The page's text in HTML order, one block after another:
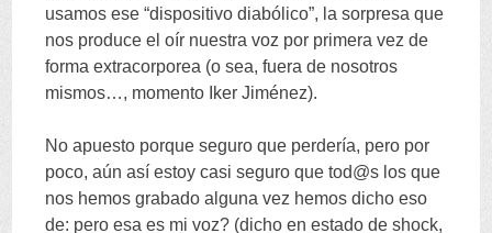
usamos ese “dispositivo diabólico”, la sorpresa que
nos produce el oír nuestra voz por primera vez de
forma extracorporea (o sea,fuera de nosotros
mismos…, momento Iker Jiménez).
No apuesto porque seguro que perdería, pero por
poco,aún así estoy casi seguro que tod@s los que
nos hemos grabado alguna vez hemos dicho eso
de: pero esa es mi voz? (dicho en estado de shock,